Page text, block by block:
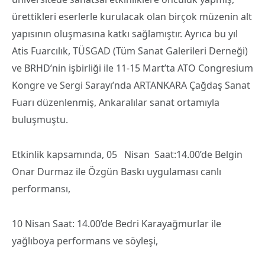
ürettikleri eserlerle kurulacak olan birçok müzenin alt
yapısının oluşmasına katkı sağlamıştır. Ayrıca bu yıl
Atis Fuarcılık, TÜSGAD (Tüm Sanat Galerileri Derneği)
ve BRHD’nin işbirliği ile 11-15 Mart’ta ATO Congresium
Kongre ve Sergi Sarayı’nda ARTANKARA Çağdaş Sanat
Fuarı düzenlenmiş, Ankaralılar sanat ortamıyla
buluşmuştu.
Etkinlik kapsamında, 05 Nisan Saat:14.00’de Belgin
Onar Durmaz ile Özgün Baskı uygulaması canlı
performansı,
10 Nisan Saat: 14.00’de Bedri Karayağmurlar ile
yağlıboya performans ve söyleşi,